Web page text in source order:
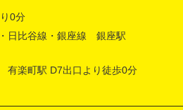
0分
日比谷線・銀座線 銀座駅
楽町駅 D7出口より徒歩0分